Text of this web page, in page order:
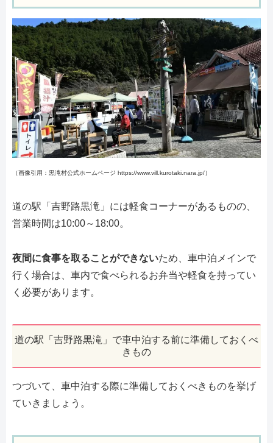
（画像引用：黒滝村公式ホームページ https://www.vill.kurotaki.nara.jp/）
道の駅「吉野路黒滝」には軽食コーナーがあるものの、
営業時間は10:00～18:00。
夜間に食事を取ることができないため、車中泊メインで
行く場合は、車内で食べられるお弁当や軽食を持ってい
く必要があります。
道の駅「吉野路黒滝」で車中泊する前に準備しておくべ
きもの
つづいて、車中泊する際に準備しておくべきものを挙げ
ていきましょう。